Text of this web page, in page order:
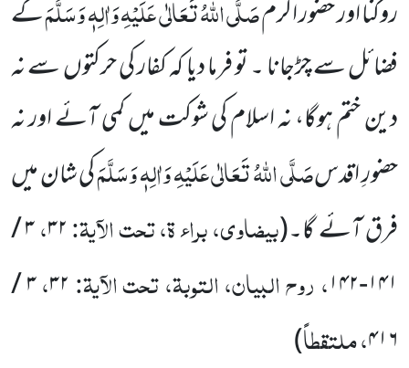
روکنا اور حضور اکرمصَلَّی اللہُ تَعَالٰی عَلَیْہِ وَاٰلِہٖ وَسَلَّمَکے
فضائل سے چڑجانا ۔ تو فرما دیا کہ کفار کی حرکتوں سے نہ
دین ختم ہوگا، نہ اسلام کی شوکت میں کمی آئے اور نہ
حضورِ اقدسصَلَّی اللہُ تَعَالٰی عَلَیْہِ وَاٰلِہٖ وَسَلَّمَکی شان میں
فرق آئے گا۔(بیضاوی، براء ۃ، تحت الآیۃ:۳۲،۳/
۱۴۱-۱۴۲، روح البیان، التوبۃ، تحت الآیۃ:۳۲،۳/
۴۱۶، ملتقطاً)